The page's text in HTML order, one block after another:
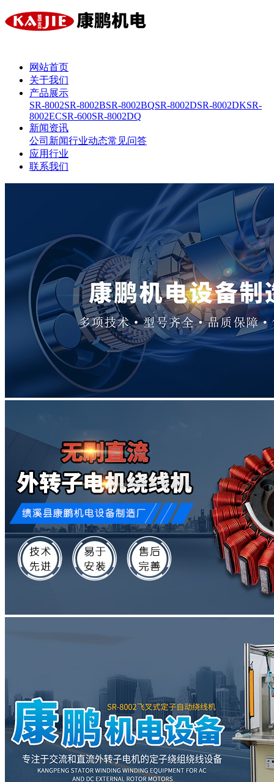
网站首页
关于我们
产品展示
SR-8002SR-8002BSR-8002BQSR-8002DSR-8002DKSR-
8002ECSR-600SR-8002DQ
新闻资讯
公司新闻行业动态常见问答
应用行业
联系我们